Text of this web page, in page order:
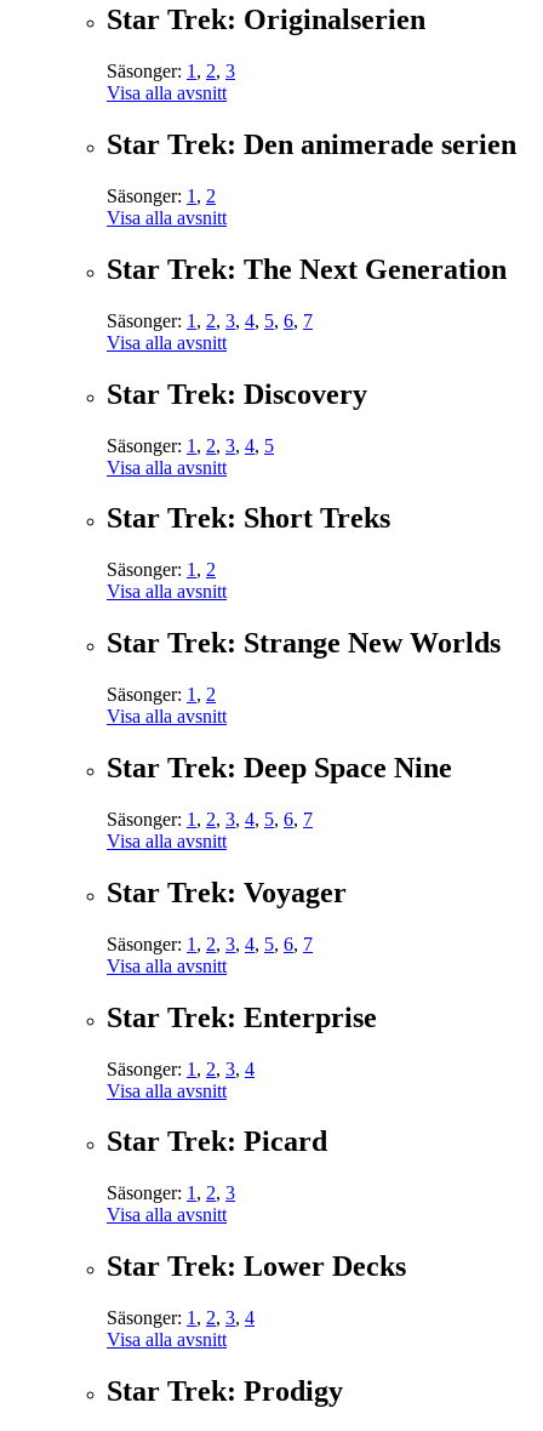
Star Trek: Originalserien
Säsonger: 1 , 2, 3
Visa alla avsnitt
Star Trek: Den animerade serien
Säsonger: 1 , 2
Visa alla avsnitt
Star Trek: The Next Generation
Säsonger: 1 , 2, 3, 4, 5, 6, 7
Visa alla avsnitt
Star Trek: Discovery
Säsonger: 1 , 2, 3, 4, 5
Visa alla avsnitt
Star Trek: Short Treks
Säsonger: 1 , 2
Visa alla avsnitt
Star Trek: Strange New Worlds
Säsonger: 1 , 2
Visa alla avsnitt
Star Trek: Deep Space Nine
Säsonger: 1 , 2, 3, 4, 5, 6, 7
Visa alla avsnitt
Star Trek: Voyager
Säsonger: 1 , 2, 3, 4, 5, 6, 7
Visa alla avsnitt
Star Trek: Enterprise
Säsonger: 1 , 2, 3, 4
Visa alla avsnitt
Star Trek: Picard
Säsonger: 1 , 2, 3
Visa alla avsnitt
Star Trek: Lower Decks
Säsonger: 1 , 2, 3, 4
Visa alla avsnitt
Star Trek: Prodigy